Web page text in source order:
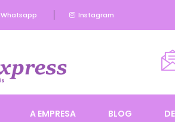
Whatsapp Instagram
A EMPRESA BLOG